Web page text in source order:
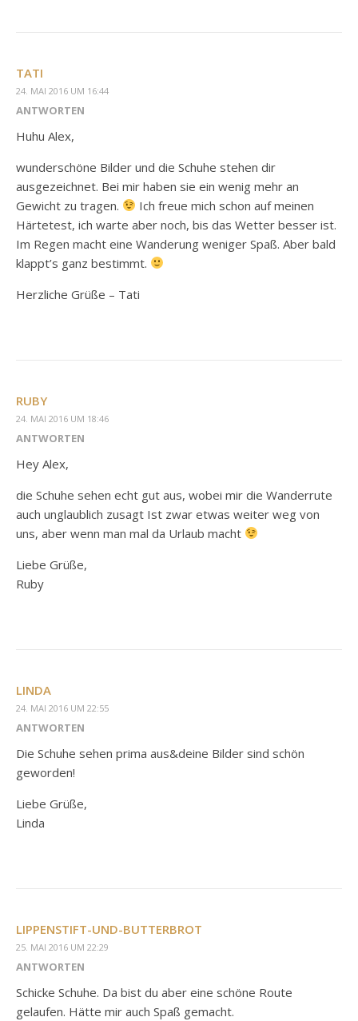
TATI
24. MAI 2016 UM 16:44
ANTWORTEN
Huhu Alex,
wunderschöne Bilder und die Schuhe stehen dir
ausgezeichnet. Bei mir haben sie ein wenig mehr an
Gewicht zu tragen.
Ich freue mich schon auf meinen
Härtetest, ich warte aber noch, bis das Wetter besser ist.
Im Regen macht eine Wanderung weniger Spaß. Aber bald
klappt’s ganz bestimmt.
Herzliche Grüße – Tati
RUBY
24. MAI 2016 UM 18:46
ANTWORTEN
Hey Alex,
die Schuhe sehen echt gut aus, wobei mir die Wanderrute
auch unglaublich zusagt Ist zwar etwas weiter weg von
uns, aber wenn man mal da Urlaub macht
Liebe Grüße,
Ruby
LINDA
24. MAI 2016 UM 22:55
ANTWORTEN
Die Schuhe sehen prima aus&deine Bilder sind schön
geworden!
Liebe Grüße,
Linda
LIPPENSTIFT-UND-BUTTERBROT
25. MAI 2016 UM 22:29
ANTWORTEN
Schicke Schuhe. Da bist du aber eine schöne Route
gelaufen. Hätte mir auch Spaß gemacht.